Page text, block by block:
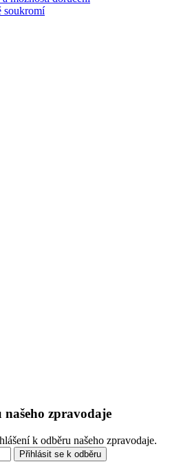
soukromí
našeho zpravodaje
k odběru našeho zpravodaje.
Přihlásit se k odběru